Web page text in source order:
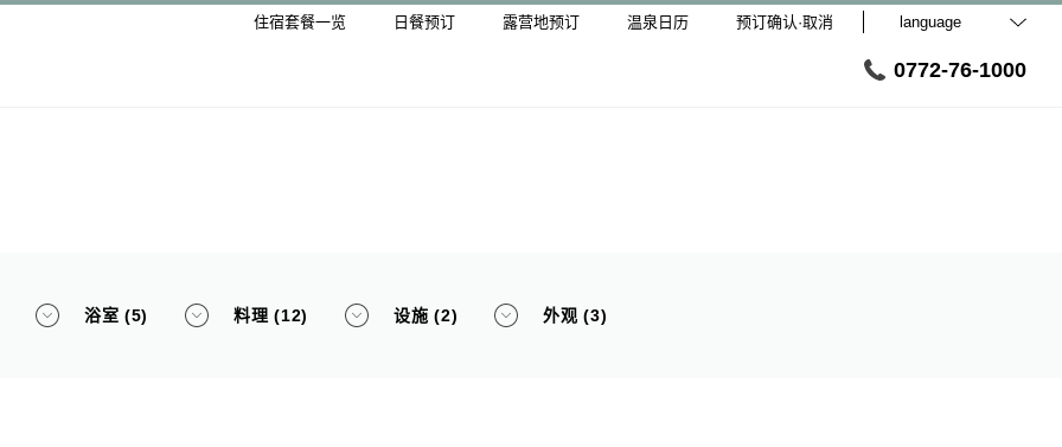
住宿套餐一览 日餐预订 露营地预订 温泉日历 预订确认·取消 language
0772-76-1000
浴室 (5) 料理 (12) 设施 (2) 外观 (3)